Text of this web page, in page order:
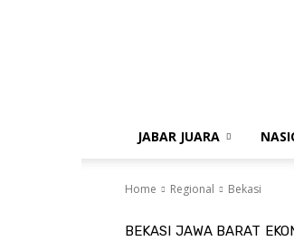
JABAR JUARA
Home Regional Bekasi
BEKASI JAWA BARAT